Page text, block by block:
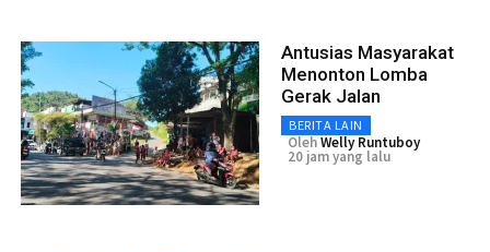
Antusias Masyarakat
Menonton Lomba
Gerak Jalan
BERITA LAIN
OlehWelly Runtuboy
20 jam yang lalu